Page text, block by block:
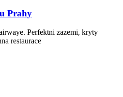
Prahy
Perfektni zazemi, kryty
restaurace